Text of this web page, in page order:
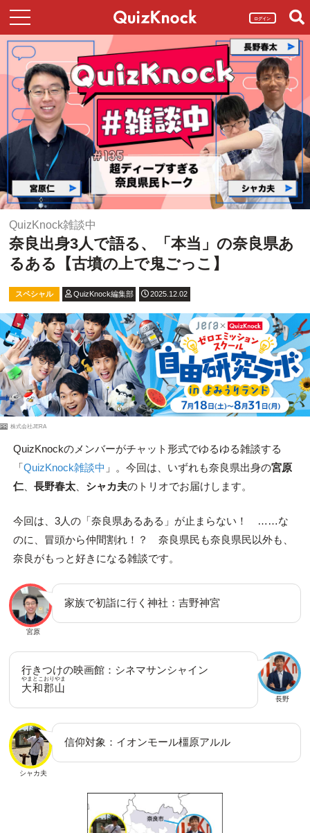
ログイン
QuizKnock雑談中
奈良出身3人で語る、「本当」の奈良県あ
るある【古墳の上で鬼ごっこ】
スペシャル QuizKnock編集部 2025.12.02
PR 株式会社JERA
QuizKnockのメンバーがチャット形式でゆるゆる雑談する
「QuizKnock雑談中 」。今回は、いずれも奈良県出身の宮原
仁、 長野春太、 シャカ夫のトリオでお届けします。
今回は、3人の「奈良県あるある」が止まらない！ ……な
のに、冒頭から仲間割れ！？ 奈良県民も奈良県民以外も、
奈良がもっと好きになる雑談です。
宮原
家族で初詣に行く神社：吉野神宮
長野
行きつけの映画館：シネマサンシャイン
大和郡山
やまとこおりやま
シャカ夫
信仰対象：イオンモール橿原アルル